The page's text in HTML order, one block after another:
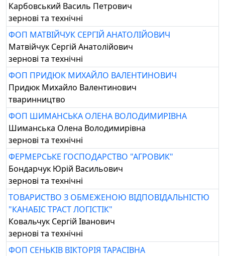
Карбовський Василь Петрович
зернові та технічні
ФОП МАТВІЙЧУК СЕРГІЙ АНАТОЛІЙОВИЧ
Матвійчук Сергій Анатолійович
зернові та технічні
ФОП ПРИДЮК МИХАЙЛО ВАЛЕНТИНОВИЧ
Придюк Михайло Валентинович
тваринництво
ФОП ШИМАНСЬКА ОЛЕНА ВОЛОДИМИРІВНА
Шиманська Олена Володимирівна
зернові та технічні
ФЕРМЕРСЬКЕ ГОСПОДАРСТВО "АГРОВИК"
Бондарчук Юрій Васильович
зернові та технічні
ТОВАРИСТВО З ОБМЕЖЕНОЮ ВІДПОВІДАЛЬНІСТЮ
"КАНАБІС ТРАСТ ЛОГІСТІК"
Ковальчук Сергій Іванович
зернові та технічні
ФОП СЕНЬКІВ ВІКТОРІЯ ТАРАСІВНА